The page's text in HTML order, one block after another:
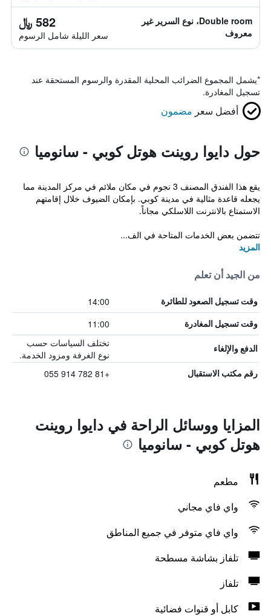
Double room، نوع السرير غير
معروف
582 ﷼
سعر الليلة شامل الرسوم
*يشمل المجموع الضرائب المحلية المقدرة والرسوم المستحقة عند
تسجيل المغادرة.
أفضل سعر مضمون
حول دايوا روينت هوتل كوبي - سانوميا
يقع هذا الفندق المصنف 3 نجوم في مكان ملائم في مركز المدينة مما
يجعله قاعدة مثالية في مدينة كوبي. بإمكان الضيوف خلال إقامتهم
الاستمتاع بالانترنت اللاسلكي مجاناً.
تتضمن بعض الخدمات المتاحة في الف...
المزيد
من الجيد أن تعلم
وقت تسجيل الصعود للطائرة 14:00
وقت تسجيل المغادرة 11:00
الدفع والإلغاء
تختلف السياسات حسب
نوع الغرفة ومزود الخدمة.
رقم مكتب الاستقبال +81 782 914 055
المزايا ووسائل الراحة في دايوا روينت
هوتل كوبي - سانوميا
مطعم
واي فاي مجاني
واي فاي متوفر في جميع المناطق
تلفاز بشاشة مسطحة
تلفاز
كابل أو قنوات فضائية